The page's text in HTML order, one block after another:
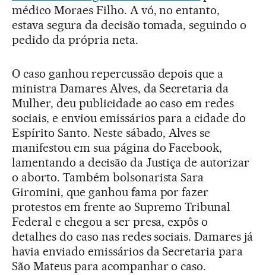
médico Moraes Filho. A vó, no entanto,
estava segura da decisão tomada, seguindo o
pedido da própria neta.
O caso ganhou repercussão depois que a
ministra Damares Alves, da Secretaria da
Mulher, deu publicidade ao caso em redes
sociais, e enviou emissários para a cidade do
Espírito Santo. Neste sábado, Alves se
manifestou em sua página do Facebook,
lamentando a decisão da Justiça de autorizar
o aborto. Também bolsonarista Sara
Giromini, que ganhou fama por fazer
protestos em frente ao Supremo Tribunal
Federal e chegou a ser presa, expôs o
detalhes do caso nas redes sociais. Damares já
havia enviado emissários da Secretaria para
São Mateus para acompanhar o caso.